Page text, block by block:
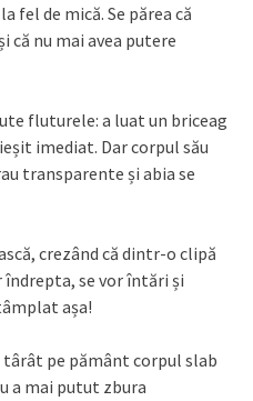
fel de mică. Se părea că
că nu mai avea putere
fluturele: a luat un briceag
imediat. Dar corpul său
transparente și abia se
crezând că dintr-o clipă
se vor întări și
așa!
pe pământ corpul slab
a mai putut zbura